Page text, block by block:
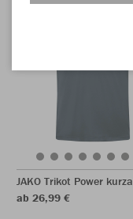
JAKO Trikot Power
ab 26,99 €